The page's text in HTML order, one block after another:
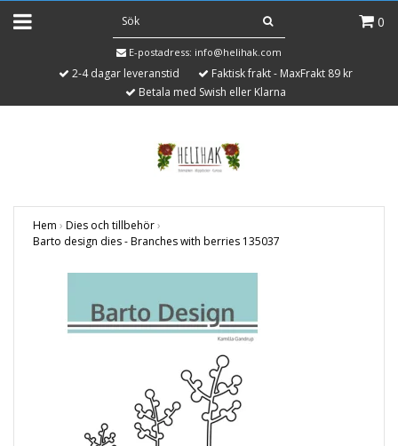
0
E-postadress: info@helihak.com
2-4 dagar leveranstid
Faktisk frakt - MaxFrakt 89 kr
Betala med Swish eller Klarna
Hem › Dies och tillbehör›
Barto design dies - Branches with berries 135037